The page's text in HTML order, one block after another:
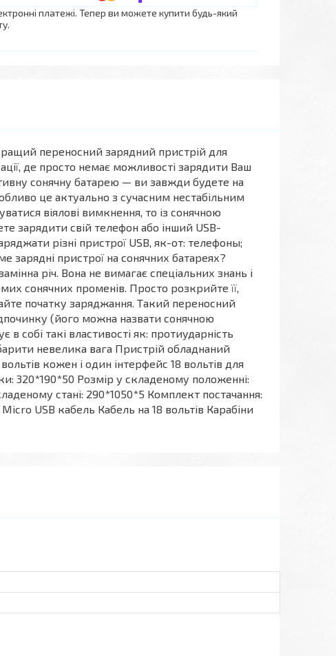
платежі. Тепер ви можете купити будь-який
переносний зарядний пристрій для
де просто немає можливості зарядити Ваш
сонячну батарею — ви завжди будете на
це актуально з сучасним нестабільним
віялові вимкнення, то із сонячною
зарядити свій телефон або інший USB-
різні пристрої USB, як-от: телефоны;
зарядні пристрої на сонячних батареях?
річ. Вона не вимагає спеціальних знань і
сонячних променів. Просто розкрийте її,
початку заряджання. Такий переносний
(його можна назвати сонячною
собі такі властивості як: протиударність
невелика вага Пристрій обладнаний
кожен і один інтерфейс 18 вольтів для
320*190*50 Розмір у складеному положенні:
стані: 290*1050*5 Комплект постачання:
USB кабель Кабель на 18 вольтів Карабіни